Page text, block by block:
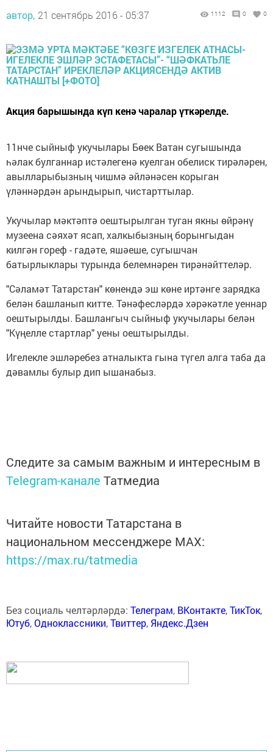
автор, 21 сентябрь 2016 - 05:37 1112 0 0
Акция барышында күп кенә чаралар үткәрелде.
11нче сыйныф укучылары Бөек Ватан сугышында
һәлак булганнар истәлегенә куелган обелиск тирәләрен,
авылларыбызның чишмә әйләнәсен корыган
үләннәрдән арындырып, чистарттылар.
Укучылар мәктәптә оештырылган туган якны өйрәнү
музеена сәяхәт ясап, халкыбызның борынгыдан
килгән гореф - гадәте, яшәеше, сугышчан
батырлыклары турында белемнәрен тирәнәйттеләр.
"Сәламәт Татарстан" көнендә эш көне иртәнге зарядка
белән башланып китте. Тәнәфесләрдә хәрәкәтле уеннар
оештырылды. Башлангыч сыйныф укучылары белән
"Күңелле стартлар" уены оештырылды.
Игелекле эшләребез атналыкта гына түгел алга таба да
дәвамлы булыр дип ышанабыз.
Следите за самым важным и интересным в
Telegram-канале Татмедиа
Читайте новости Татарстана в
национальном мессенджере MАХ:
https://max.ru/tatmedia
Без социаль челтәрләрдә: Телеграм, ВКонтакте,ТикТок,
Ютуб,Одноклассники,Твиттер, Яндекс.Дзен